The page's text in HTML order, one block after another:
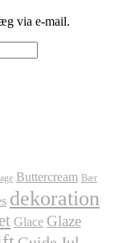
via e-mail.
Buttercream Bær
dekoration
Glace Glaze